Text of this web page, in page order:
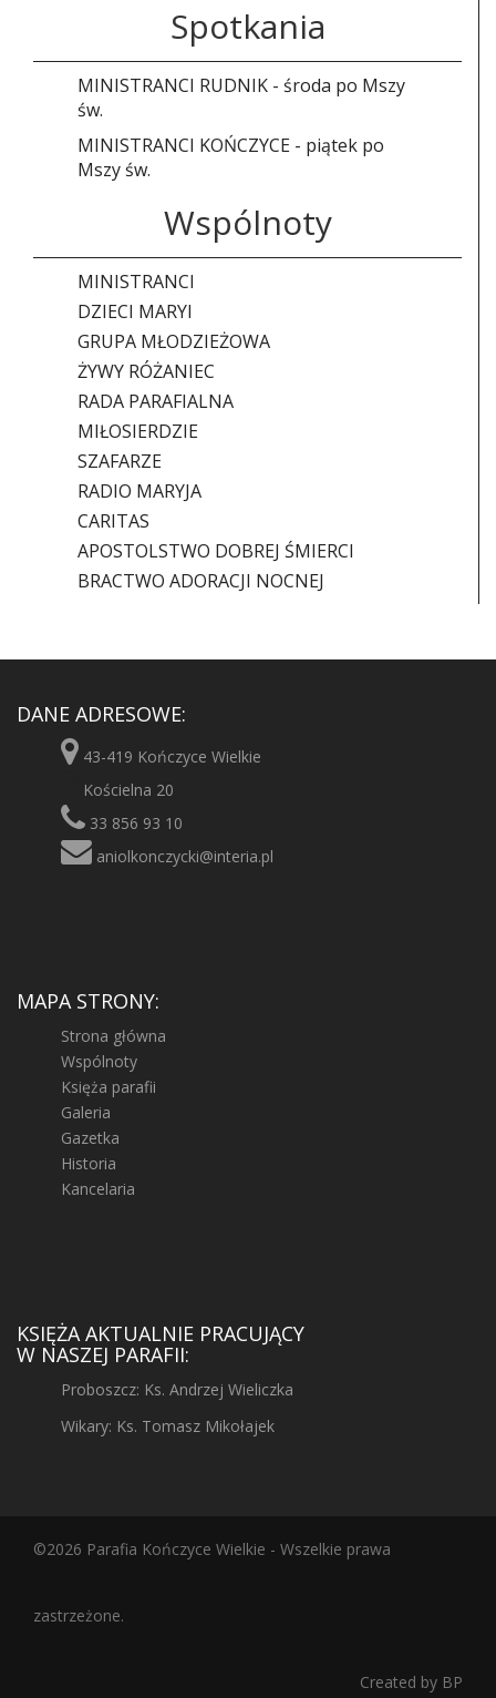
Spotkania
MINISTRANCI RUDNIK - środa po Mszy
św.
MINISTRANCI KOŃCZYCE - piątek po
Mszy św.
Wspólnoty
MINISTRANCI
DZIECI MARYI
GRUPA MŁODZIEŻOWA
ŻYWY RÓŻANIEC
RADA PARAFIALNA
MIŁOSIERDZIE
SZAFARZE
RADIO MARYJA
CARITAS
APOSTOLSTWO DOBREJ ŚMIERCI
BRACTWO ADORACJI NOCNEJ
DANE ADRESOWE:
43-419 Kończyce Wielkie
Kościelna 20
33 856 93 10
aniolkonczycki@interia.pl
MAPA STRONY:
Strona główna
Wspólnoty
Księża parafii
Galeria
Gazetka
Historia
Kancelaria
KSIĘŻA AKTUALNIE PRACUJĄCY
W NASZEJ PARAFII:
Proboszcz: Ks. Andrzej Wieliczka
Wikary: Ks. Tomasz Mikołajek
©2026 Parafia Kończyce Wielkie - Wszelkie prawa
zastrzeżone.
Created by BP